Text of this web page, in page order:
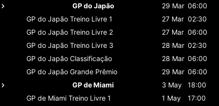
GP do Japão
29 Mar 06:00
GP do Japão Treino Livre 1 27 Mar 02:30
GP do Japão Treino Livre 2 27 Mar 06:00
GP do Japão Treino Livre 3 28 Mar 02:30
GP do Japão Classificaçāo 28 Mar 06:00
GP do Japão Grande Prêmio 29 Mar 06:00
GP de Miami
3 May
18:00
GP de Miami Treino Livre 1 1 May
17:00